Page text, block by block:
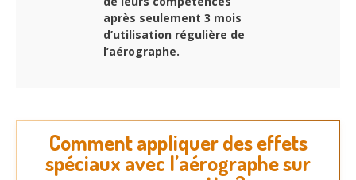
après seulement 3 mois
d’utilisation régulière de
l’aérographe.
Comment appliquer des effets
spéciaux avec l’aérographe sur